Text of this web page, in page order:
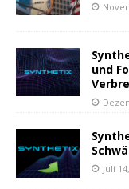
und
Juli